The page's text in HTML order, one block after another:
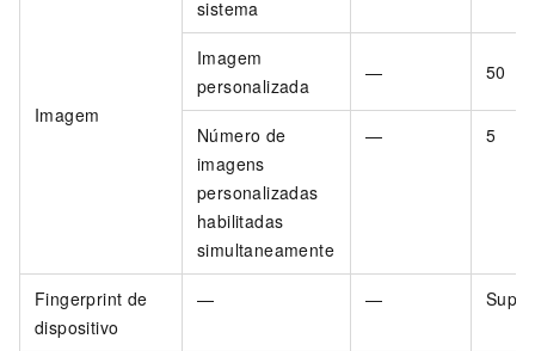
Imagem
sistema
Imagem
personalizada
— 50
Número de
imagens
personalizadas
habilitadas
simultaneamente
— 5
Fingerprint de
dispositivo
— —